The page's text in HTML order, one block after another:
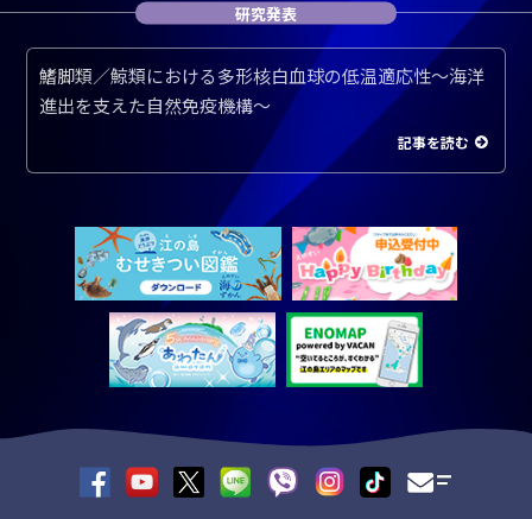
研究発表
鰭脚類／鯨類における多形核白血球の低温適応性～海洋
進出を支えた自然免疫機構～
記事を読む